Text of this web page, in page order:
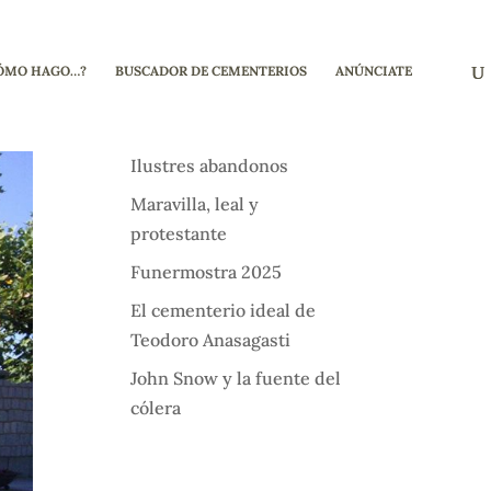
HAGO…? BUSCADOR DE CEMENTERIOS ANÚNCIATE
Ilustres abandonos
Maravilla, leal y
protestante
Funermostra 2025
El cementerio ideal de
Teodoro Anasagasti
John Snow y la fuente del
cólera